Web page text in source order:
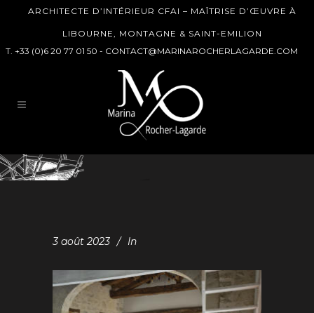
ARCHITECTE D’INTÉRIEUR CFAI – MAÎTRISE D’ŒUVRE À
LIBOURNE, MONTAGNE & SAINT-EMILION
T. +33 (0)6 20 77 01 50 - CONTACT@MARINAROCHERLAGARDE.COM
3 août 2023 In